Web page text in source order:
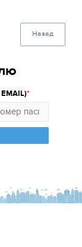
Назад